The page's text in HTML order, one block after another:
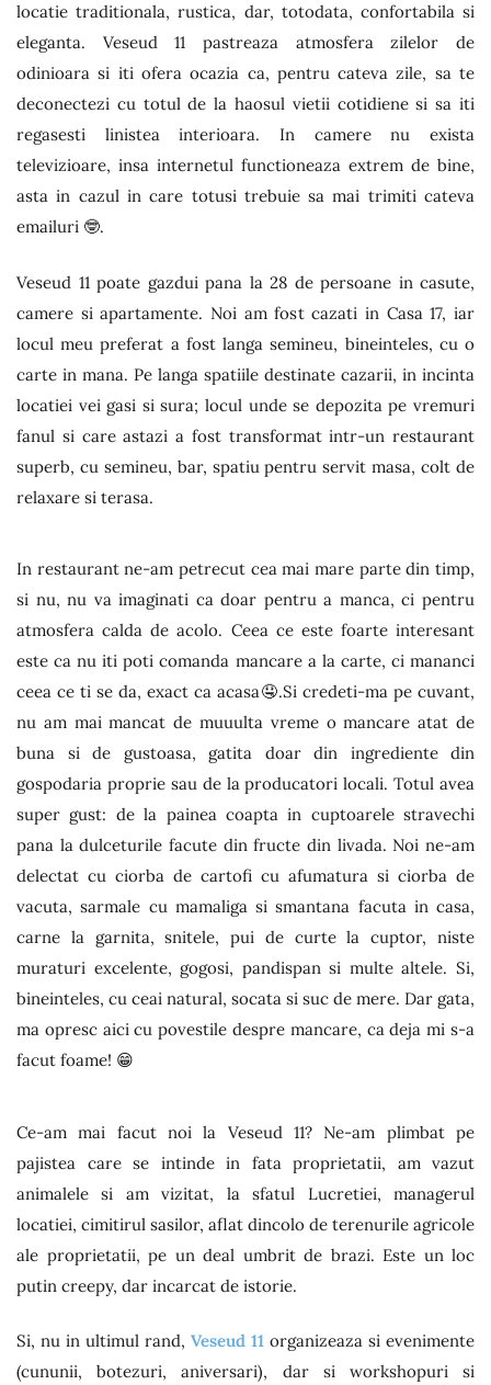
locatie traditionala, rustica, dar, totodata, confortabila si
eleganta. Veseud 11 pastreaza atmosfera zilelor de
odinioara si iti ofera ocazia ca, pentru cateva zile, sa te
deconectezi cu totul de la haosul vietii cotidiene si sa iti
regasesti linistea interioara. In camere nu exista
televizioare, insa internetul functioneaza extrem de bine,
asta in cazul in care totusi trebuie sa mai trimiti cateva
emailuri 🤓.
Veseud 11 poate gazdui pana la 28 de persoane in casute,
camere si apartamente. Noi am fost cazati in Casa 17, iar
locul meu preferat a fost langa semineu, bineinteles, cu o
carte in mana. Pe langa spatiile destinate cazarii, in incinta
locatiei vei gasi si sura; locul unde se depozita pe vremuri
fanul si care astazi a fost transformat intr-un restaurant
superb, cu semineu, bar, spatiu pentru servit masa, colt de
relaxare si terasa.
In restaurant ne-am petrecut cea mai mare parte din timp,
si nu, nu va imaginati ca doar pentru a manca, ci pentru
atmosfera calda de acolo. Ceea ce este foarte interesant
este ca nu iti poti comanda mancare a la carte, ci mananci
ceea ce ti se da, exact ca acasa🤤.Si credeti-ma pe cuvant,
nu am mai mancat de muuulta vreme o mancare atat de
buna si de gustoasa, gatita doar din ingrediente din
gospodaria proprie sau de la producatori locali. Totul avea
super gust: de la painea coapta in cuptoarele stravechi
pana la dulceturile facute din fructe din livada. Noi ne-am
delectat cu ciorba de cartofi cu afumatura si ciorba de
vacuta, sarmale cu mamaliga si smantana facuta in casa,
carne la garnita, snitele, pui de curte la cuptor, niste
muraturi excelente, gogosi, pandispan si multe altele. Si,
bineinteles, cu ceai natural, socata si suc de mere. Dar gata,
ma opresc aici cu povestile despre mancare, ca deja mi s-a
facut foame! 😁
Ce-am mai facut noi la Veseud 11? Ne-am plimbat pe
pajistea care se intinde in fata proprietatii, am vazut
animalele si am vizitat, la sfatul Lucretiei, managerul
locatiei, cimitirul sasilor, aflat dincolo de terenurile agricole
ale proprietatii, pe un deal umbrit de brazi. Este un loc
putin creepy, dar incarcat de istorie.
Si, nu in ultimul rand, Veseud 11 organizeaza si evenimente
(cununii, botezuri, aniversari), dar si workshopuri si